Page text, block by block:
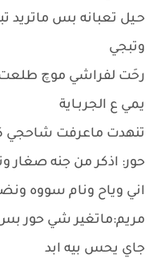
حـيل تعبانه بس ماتريد
وتبجي
رحَت لفراشي موچ طلعت
يمي ع الجربـاية
تنهدت ماعرفت شاحجي
حور: اذكر من جنه
اني وياح ونام سووه
مريم:ماتغير شي حور بس
جاي يحس بيه ابد